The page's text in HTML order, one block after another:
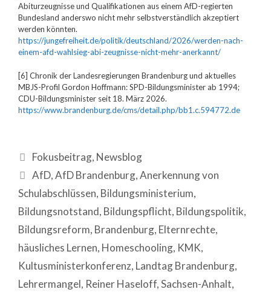
Abiturzeugnisse und Qualifikationen aus einem AfD-regierten
Bundesland anderswo nicht mehr selbstverständlich akzeptiert
werden könnten.
https://jungefreiheit.de/politik/deutschland/2026/werden-nach-
einem-afd-wahlsieg-abi-zeugnisse-nicht-mehr-anerkannt/
[6] Chronik der Landesregierungen Brandenburg und aktuelles
MBJS-Profil Gordon Hoffmann: SPD-Bildungsminister ab 1994;
CDU-Bildungsminister seit 18. März 2026.
https://www.brandenburg.de/cms/detail.php/bb1.c.594772.de
Fokusbeitrag, Newsblog
AfD,AfD Brandenburg,Anerkennung von
Schulabschlüssen, Bildungsministerium,
Bildungsnotstand, Bildungspflicht, Bildungspolitik,
Bildungsreform, Brandenburg, Elternrechte,
häusliches Lernen, Homeschooling, KMK,
Kultusministerkonferenz, Landtag Brandenburg,
Lehrermangel, Reiner Haseloff,Sachsen-Anhalt,